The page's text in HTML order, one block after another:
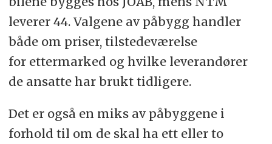
leverer 44. Valgene av påbygg handler
både om priser, tilstedeværelse
for ettermarked og hvilke leverandører
de ansatte har brukt tidligere.
Det er også en miks av påbyggene i
forhold til om de skal ha ett eller to